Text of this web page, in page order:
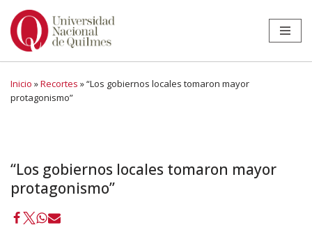
Ir
Inicio »Recortes »“Los gobiernos locales tomaron mayor
protagonismo”
“Los gobiernos locales tomaron mayor
protagonismo”